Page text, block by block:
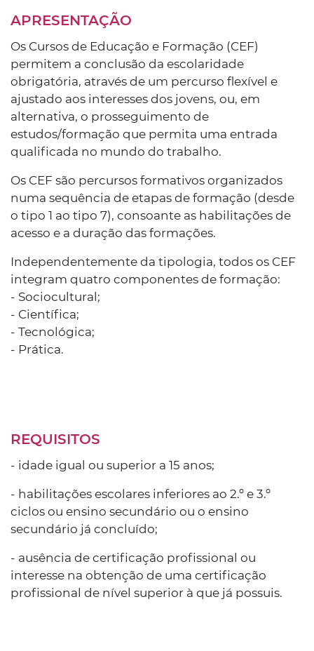
APRESENTAÇÃO
Os Cursos de Educação e Formação (CEF)
permitem a conclusão da escolaridade
obrigatória, através de um percurso flexível e
ajustado aos interesses dos jovens, ou, em
alternativa, o prosseguimento de
estudos/formação que permita uma entrada
qualificada no mundo do trabalho.
Os CEF são percursos formativos organizados
numa sequência de etapas de formação (desde
o tipo 1 ao tipo 7), consoante as habilitações de
acesso e a duração das formações.
Independentemente da tipologia, todos os CEF
integram quatro componentes de formação:
- Sociocultural;
- Científica;
- Tecnológica;
- Prática.
REQUISITOS
- idade igual ou superior a 15 anos;
- habilitações escolares inferiores ao 2.º e 3.º
ciclos ou ensino secundário ou o ensino
secundário já concluído;
- ausência de certificação profissional ou
interesse na obtenção de uma certificação
profissional de nível superior à que já possuis.